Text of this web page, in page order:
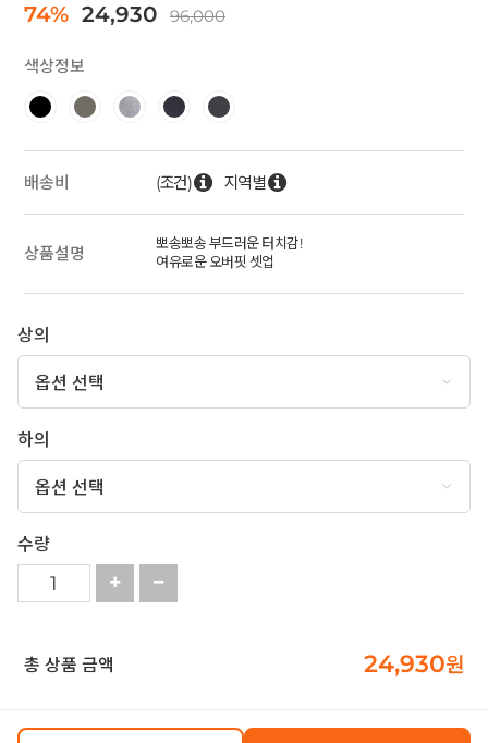
74% 24,930 96,000
색상정보
배송비 (조건) 지역별
상품설명
뽀송뽀송 부드러운 터치감!
여유로운 오버핏 셋업
상의
하의
수량
총 상품 금액 24,930원